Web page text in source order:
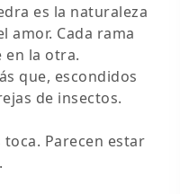
es la naturaleza
amor. Cada rama
en la otra.
que, escondidos
de insectos.
Parecen estar